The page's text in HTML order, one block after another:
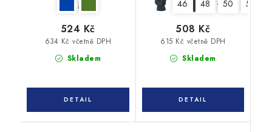
Skladem
634 Kč včetně DPH
524 Kč
46 48 50 52
Skladem
615 Kč včetně DPH
508 Kč